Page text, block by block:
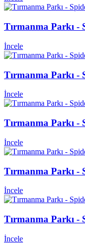
Tırmanma Parkı -
İncele
Tırmanma Parkı -
İncele
Tırmanma Parkı -
İncele
Tırmanma Parkı -
İncele
Tırmanma Parkı -
İncele